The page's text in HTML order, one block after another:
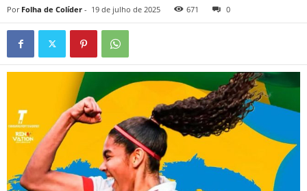
Por Folha de Colíder - 19 de julho de 2025 671 0